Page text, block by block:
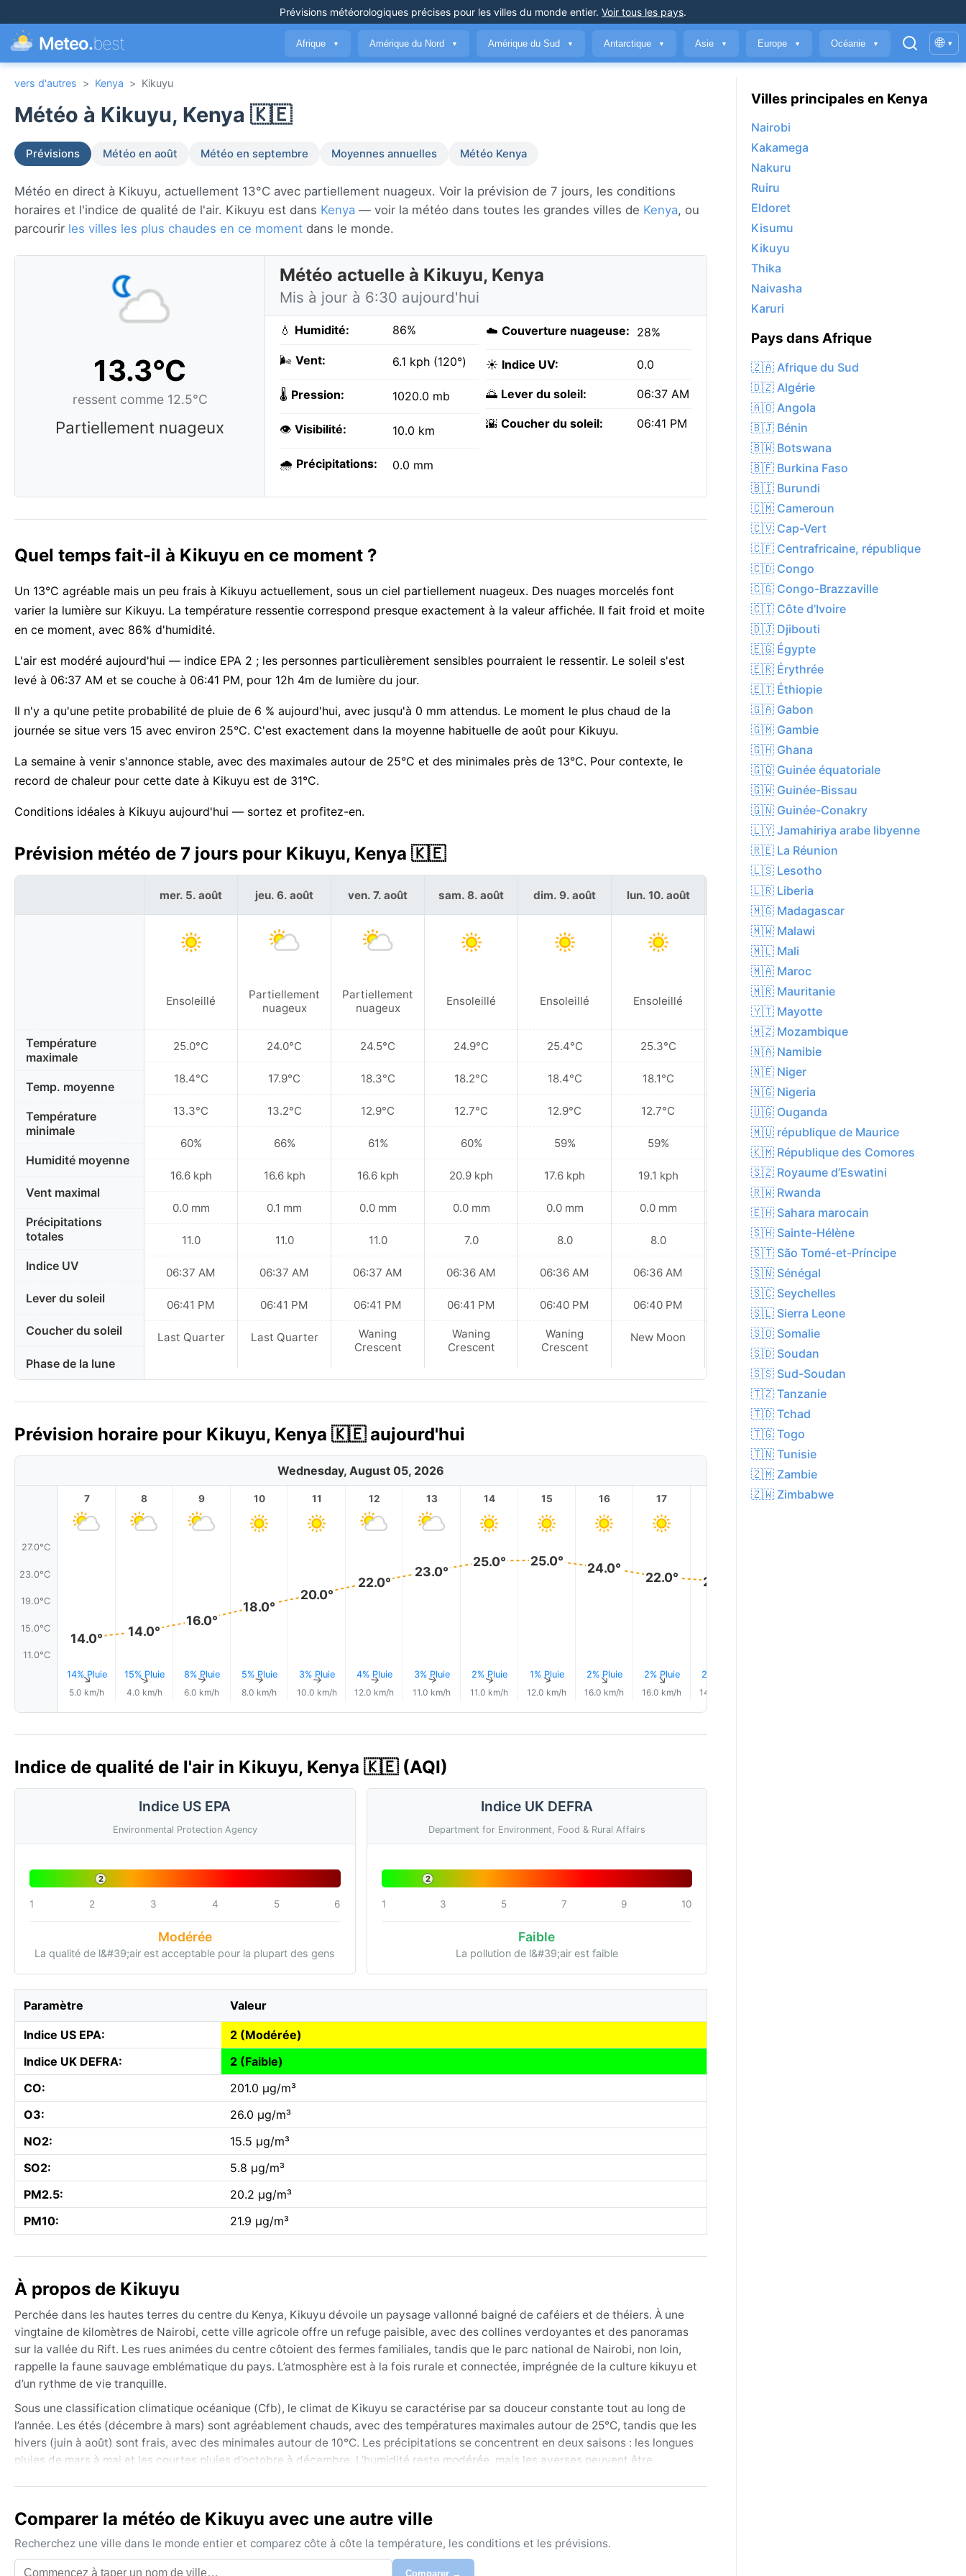
Prévisions météorologiques précises pour les villes du monde entier. Voir tous les pays.
Meteo.best Afrique ▼ Amérique du Nord ▼ Amérique du Sud ▼ Antarctique ▼ Asie ▼ Europe ▼ Océanie ▼ 🌐 ▾
vers d'autres > Kenya > Kikuyu
Météo à Kikuyu, Kenya 🇰🇪
Prévisions Météo en août Météo en septembre Moyennes annuelles Météo Kenya
Météo en direct à Kikuyu, actuellement 13°C avec partiellement nuageux. Voir la prévision de 7 jours, les conditions
horaires et l'indice de qualité de l'air. Kikuyu est dans Kenya — voir la météo dans toutes les grandes villes de Kenya, ou
parcourir les villes les plus chaudes en ce moment dans le monde.
13.3°C
ressent comme 12.5°C
Partiellement nuageux
Météo actuelle à Kikuyu, Kenya
Mis à jour à 6:30 aujourd'hui
💧 Humidité: 86%
🌬️ Vent: 6.1 kph (120°)
🌡️ Pression: 1020.0 mb
👁️ Visibilité: 10.0 km
🌧️ Précipitations: 0.0 mm
☁️ Couverture nuageuse: 28%
☀️ Indice UV: 0.0
🌅 Lever du soleil: 06:37 AM
🌇 Coucher du soleil: 06:41 PM
Quel temps fait-il à Kikuyu en ce moment ?
Un 13°C agréable mais un peu frais à Kikuyu actuellement, sous un ciel partiellement nuageux. Des nuages morcelés font
varier la lumière sur Kikuyu. La température ressentie correspond presque exactement à la valeur affichée. Il fait froid et moite
en ce moment, avec 86% d'humidité.
L'air est modéré aujourd'hui — indice EPA 2 ; les personnes particulièrement sensibles pourraient le ressentir. Le soleil s'est
levé à 06:37 AM et se couche à 06:41 PM, pour 12h 4m de lumière du jour.
Il n'y a qu'une petite probabilité de pluie de 6 % aujourd'hui, avec jusqu'à 0 mm attendus. Le moment le plus chaud de la
journée se situe vers 15 avec environ 25°C. C'est exactement dans la moyenne habituelle de août pour Kikuyu.
La semaine à venir s'annonce stable, avec des maximales autour de 25°C et des minimales près de 13°C. Pour contexte, le
record de chaleur pour cette date à Kikuyu est de 31°C.
Conditions idéales à Kikuyu aujourd'hui — sortez et profitez-en.
Prévision météo de 7 jours pour Kikuyu, Kenya 🇰🇪
Température
maximale
Temp. moyenne
Température
minimale
Humidité moyenne
Vent maximal
Précipitations
totales
Indice UV
Lever du soleil
Coucher du soleil
Phase de la lune
mer. 5. août
Ensoleillé
25.0°C
18.4°C
13.3°C
60%
16.6 kph
0.0 mm
11.0
06:37 AM
06:41 PM
Last Quarter
jeu. 6. août
Partiellement
nuageux
24.0°C
17.9°C
13.2°C
66%
16.6 kph
0.1 mm
11.0
06:37 AM
06:41 PM
Last Quarter
ven. 7. août
Partiellement
nuageux
24.5°C
18.3°C
12.9°C
61%
16.6 kph
0.0 mm
11.0
06:37 AM
06:41 PM
Waning
Crescent
sam. 8. août
Ensoleillé
24.9°C
18.2°C
12.7°C
60%
20.9 kph
0.0 mm
7.0
06:36 AM
06:41 PM
Waning
Crescent
dim. 9. août
Ensoleillé
25.4°C
18.4°C
12.9°C
59%
17.6 kph
0.0 mm
8.0
06:36 AM
06:40 PM
Waning
Crescent
lun. 10. août
Ensoleillé
25.3°C
18.1°C
12.7°C
59%
19.1 kph
0.0 mm
8.0
06:36 AM
06:40 PM
New Moon
mar. 11. août
Ensoleillé
26.8°C
19.0°C
12.7°C
18.0 kph
0.0 mm
8.0
06:36 AM
06:40 PM
New Moon
Prévision horaire pour Kikuyu, Kenya 🇰🇪 aujourd'hui
Wednesday, August 05, 2026
27.0°C
23.0°C
19.0°C
15.0°C
11.0°C
7
14.0°
14% Pluie
↑
5.0 km/h
8
14.0°
15% Pluie
↑
4.0 km/h
9
16.0°
8% Pluie
↑
6.0 km/h
10
18.0°
5% Pluie
↑
8.0 km/h
11
20.0°
3% Pluie
↑
10.0 km/h
12
22.0°
4% Pluie
↑
12.0 km/h
13
23.0°
3% Pluie
↑
11.0 km/h
14
25.0°
2% Pluie
↑
11.0 km/h
15
25.0°
1% Pluie
↑
12.0 km/h
16
24.0°
2% Pluie
↑
16.0 km/h
17
22.0°
2% Pluie
↑
16.0 km/h
22.0°
2% Pluie
14.0 km/h
19 20
Indice de qualité de l'air in Kikuyu, Kenya 🇰🇪 (AQI)
Indice US EPA
Environmental Protection Agency
2
1 2 3 4 5 6
Modérée
La qualité de l&#39;air est acceptable pour la plupart des gens
Indice UK DEFRA
Department for Environment, Food & Rural Affairs
2
1 3 5 7 9 10
Faible
La pollution de l&#39;air est faible
Paramètre Valeur
Indice US EPA:
2 (Modérée)
Indice UK DEFRA:
2 (Faible)
CO:
201.0 µg/m³
O3:
26.0 µg/m³
NO2:
15.5 µg/m³
SO2:
5.8 µg/m³
PM2.5:
20.2 µg/m³
PM10:
21.9 µg/m³
À propos de Kikuyu
Perchée dans les hautes terres du centre du Kenya, Kikuyu dévoile un paysage vallonné baigné de caféiers et de théiers. À une
vingtaine de kilomètres de Nairobi, cette ville agricole offre un refuge paisible, avec des collines verdoyantes et des panoramas
sur la vallée du Rift. Les rues animées du centre côtoient des fermes familiales, tandis que le parc national de Nairobi, non loin,
rappelle la faune sauvage emblématique du pays. L’atmosphère est à la fois rurale et connectée, imprégnée de la culture kikuyu et
d’un rythme de vie tranquille.
Sous une classification climatique océanique (Cfb), le climat de Kikuyu se caractérise par sa douceur constante tout au long de
l’année. Les étés (décembre à mars) sont agréablement chauds, avec des températures maximales autour de 25°C, tandis que les
hivers (juin à août) sont frais, avec des minimales autour de 10°C. Les précipitations se concentrent en deux saisons : les longues
pluies de mars à mai et les courtes pluies d’octobre à décembre. L’humidité reste modérée, mais les averses peuvent être
La meilleure période pour découvrir Kikuyu sous un ciel clément s’étend de janvier à février, puis de juin à septembre, lorsque les
pluies se font plus rares. Les matinées brumeuses ajoutent un charme particulier aux paysages de collines, sans pour autant
perturber les activités. En revanche, les orages de grêle sont possibles pendant les grosses averses, bien que rares. Aucun
phénomène extrême comme les ouragans ne menace la région ; le temps y demeure tempéré, avec une fraîcheur constante due à
Comparer la météo de Kikuyu avec une autre ville
Recherchez une ville dans le monde entier et comparez côte à côte la température, les conditions et les prévisions.
Comparer →
Villes principales en Kenya
Nairobi
Kakamega
Nakuru
Ruiru
Eldoret
Kisumu
Kikuyu
Thika
Naivasha
Karuri
Pays dans Afrique
🇿🇦 Afrique du Sud
🇩🇿 Algérie
🇦🇴 Angola
🇧🇯 Bénin
🇧🇼 Botswana
🇧🇫 Burkina Faso
🇧🇮 Burundi
🇨🇲 Cameroun
🇨🇻 Cap-Vert
🇨🇫 Centrafricaine, république
🇨🇩 Congo
🇨🇬 Congo-Brazzaville
🇨🇮 Côte d’Ivoire
🇩🇯 Djibouti
🇪🇬 Égypte
🇪🇷 Érythrée
🇪🇹 Éthiopie
🇬🇦 Gabon
🇬🇲 Gambie
🇬🇭 Ghana
🇬🇶 Guinée équatoriale
🇬🇼 Guinée-Bissau
🇬🇳 Guinée-Conakry
🇱🇾 Jamahiriya arabe libyenne
🇷🇪 La Réunion
🇱🇸 Lesotho
🇱🇷 Liberia
🇲🇬 Madagascar
🇲🇼 Malawi
🇲🇱 Mali
🇲🇦 Maroc
🇲🇷 Mauritanie
🇾🇹 Mayotte
🇲🇿 Mozambique
🇳🇦 Namibie
🇳🇪 Niger
🇳🇬 Nigeria
🇺🇬 Ouganda
🇲🇺 république de Maurice
🇰🇲 République des Comores
🇸🇿 Royaume d’Eswatini
🇷🇼 Rwanda
🇪🇭 Sahara marocain
🇸🇭 Sainte-Hélène
🇸🇹 São Tomé-et-Príncipe
🇸🇳 Sénégal
🇸🇨 Seychelles
🇸🇱 Sierra Leone
🇸🇴 Somalie
🇸🇩 Soudan
🇸🇸 Sud-Soudan
🇹🇿 Tanzanie
🇹🇩 Tchad
🇹🇬 Togo
🇹🇳 Tunisie
🇿🇲 Zambie
🇿🇼 Zimbabwe